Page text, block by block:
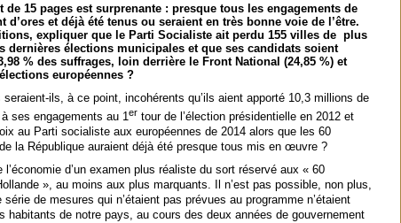
de 15 pages est surprenante : presque tous les engagements de
d’ores et déjà été tenus ou seraient en très bonne voie de l’être.
expliquer que le Parti Socialiste ait perdu 155 villes de plus
dernières élections municipales et que ses candidats soient
% des suffrages, loin derrière le Front National (24,85 %) et
européennes ?
ils, à ce point, incohérents qu’ils aient apporté 10,3 millions de
ses engagements au 1 er tour de l’élection présidentielle en 2012 et
au Parti socialiste aux européennes de 2014 alors que les 60
la République auraient déjà été presque tous mis en œuvre ?
l’économie d’un examen plus réaliste du sort réservé aux « 60
», au moins aux plus marquants. Il n’est pas possible, non plus,
de mesures qui n’étaient pas prévues au programme n’étaient
de notre pays, au cours des deux années de gouvernement